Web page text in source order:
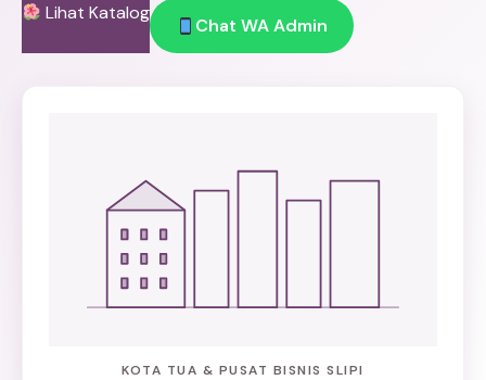
Lihat Katalog
Chat WA Admin
KOTA TUA & PUSAT BISNIS SLIPI